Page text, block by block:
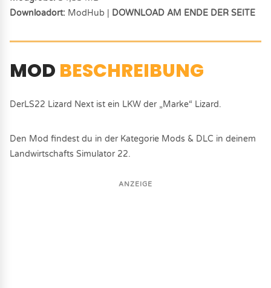
Downloadort: ModHub | DOWNLOAD AM ENDE DER SEITE
MOD BESCHREIBUNG
DerLS22 Lizard Next ist ein LKW der „Marke“ Lizard.
Den Mod findest du in der Kategorie Mods & DLC in deinem
Landwirtschafts Simulator 22.
ANZEIGE